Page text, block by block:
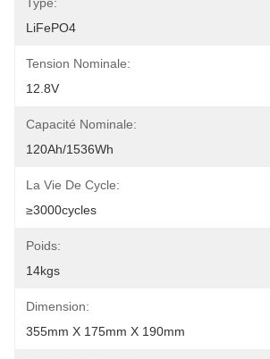
LiFePO4
Tension Nominale:
12.8V
Capacité Nominale:
120Ah/1536Wh
La Vie De Cycle:
≥3000cycles
Poids:
14kgs
Dimension:
355mm X 175mm X 190mm